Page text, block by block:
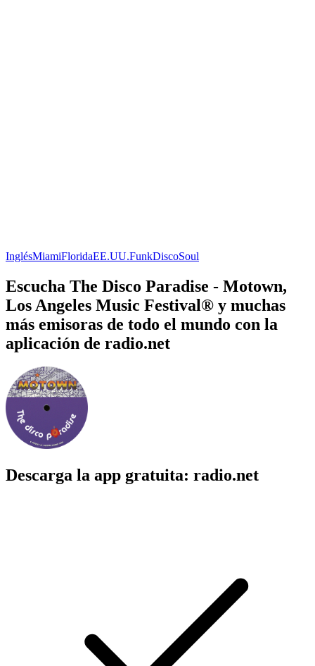
InglésMiamiFloridaEE.UU.FunkDiscoSoul
Escucha The Disco Paradise - Motown,
Los Angeles Music Festival® y muchas
más emisoras de todo el mundo con la
aplicación de radio.net
Descarga la app gratuita: radio.net